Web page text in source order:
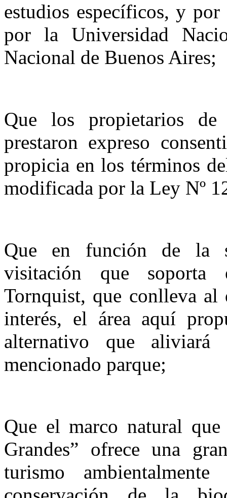
estudios específicos, y
por la Universidad
Nacional de Buenos Aires;
Que los propietarios
prestaron expreso
propicia en los términos
modificada por la Ley Nº
Que en función de la
visitación que soporta
Tornquist, que conlleva al
interés, el área aquí
alternativo que
mencionado parque;
Que el marco natural
Grandes” ofrece una
turismo